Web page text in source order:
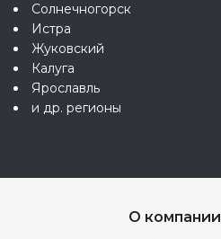
Солнечногорск
Истра
Жуковский
Калуга
Ярославль
и др. регионы
О компании